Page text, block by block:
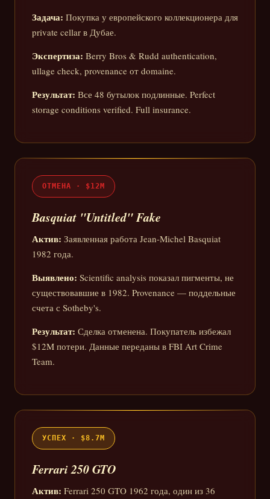
Задача: Покупка у европейского коллекционера для
private cellar в Дубае.
Экспертиза: Berry Bros & Rudd authentication,
ullage check, provenance от domaine.
Результат: Все 48 бутылок подлинные. Perfect
storage conditions verified. Full insurance.
ОТМЕНА · $12M
Basquiat "Untitled" Fake
Актив: Заявленная работа Jean-Michel Basquiat
1982 года.
Выявлено: Scientific analysis показал пигменты, не
существовавшие в 1982. Provenance — поддельные
счета с Sotheby's.
Результат: Сделка отменена. Покупатель избежал
$12M потери. Данные переданы в FBI Art Crime
Team.
УСПЕХ · $8.7M
Ferrari 250 GTO
Актив: Ferrari 250 GTO 1962 года, один из 36